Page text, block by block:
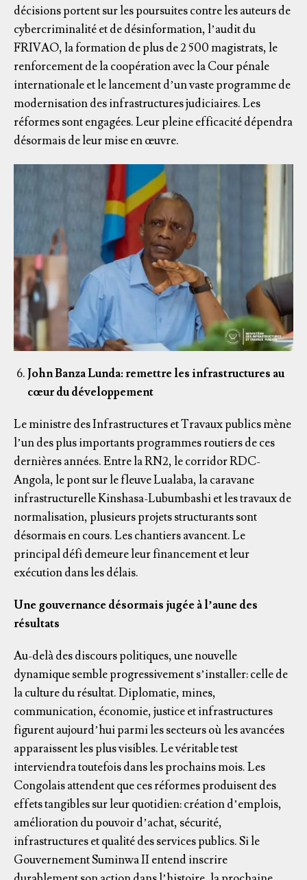
décisions portent sur les poursuites contre les auteurs de
cybercriminalité et de désinformation, l’audit du
FRIVAO, la formation de plus de 2 500 magistrats, le
renforcement de la coopération avec la Cour pénale
internationale et le lancement d’un vaste programme de
modernisation des infrastructures judiciaires. Les
réformes sont engagées. Leur pleine efficacité dépendra
désormais de leur mise en œuvre.
John Banza Lunda: remettre les infrastructures au
cœur du développement
Le ministre des Infrastructures et Travaux publics mène
l’un des plus importants programmes routiers de ces
dernières années. Entre la RN2, le corridor RDC-
Angola, le pont sur le fleuve Lualaba, la caravane
infrastructurelle Kinshasa-Lubumbashi et les travaux de
normalisation, plusieurs projets structurants sont
désormais en cours. Les chantiers avancent. Le
principal défi demeure leur financement et leur
exécution dans les délais.
Une gouvernance désormais jugée à l’aune des
résultats
Au-delà des discours politiques, une nouvelle
dynamique semble progressivement s’installer: celle de
la culture du résultat. Diplomatie, mines,
communication, économie, justice et infrastructures
figurent aujourd’hui parmi les secteurs où les avancées
apparaissent les plus visibles. Le véritable test
interviendra toutefois dans les prochains mois. Les
Congolais attendent que ces réformes produisent des
effets tangibles sur leur quotidien: création d’emplois,
amélioration du pouvoir d’achat, sécurité,
infrastructures et qualité des services publics. Si le
Gouvernement Suminwa II entend inscrire